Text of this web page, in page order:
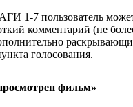
1-7 пользователь
комментарий (не
голосования.
фильм»